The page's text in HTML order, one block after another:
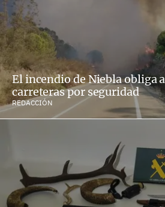
El incendio de Niebla obliga
carreteras por seguridad
REDACCIÓN